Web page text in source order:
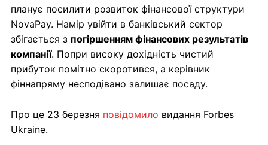
планує посилити розвиток фінансової структури
NovaPay. Намір увійти в банківський сектор
збігається з погіршенням фінансових результатів
компанії. Попри високу дохідність чистий
прибуток помітно скоротився, а керівник
фіннапряму несподівано залишає посаду.
Про це 23 березня повідомило видання Forbes
Ukraine.